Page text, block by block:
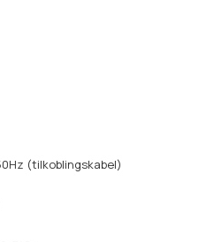
(tilkoblingskabel)